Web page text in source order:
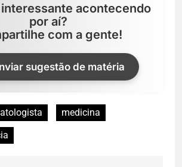
acontecendo
por aí?
com a gente!
sugestão de matéria
medicina